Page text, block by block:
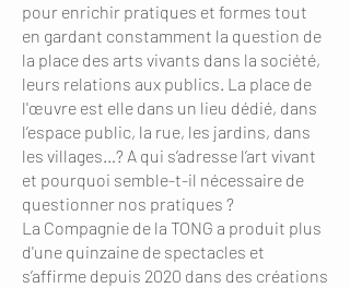
pour enrichir pratiques et formes tout
en gardant constamment la question de
la place des arts vivants dans la société,
leurs relations aux publics. La place de
l'œuvre est elle dans un lieu dédié, dans
l’espace public, la rue, les jardins, dans
les villages…? A qui s’adresse l’art vivant
et pourquoi semble-t-il nécessaire de
questionner nos pratiques ?
La Compagnie de la TONG a produit plus
d'une quinzaine de spectacles et
s’affirme depuis 2020 dans des créations